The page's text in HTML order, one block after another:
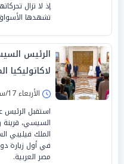
إذ لا تزال
تشهدها
الرئيس
لاكاتوليكيا
الأربعاء 17/سبتمبر/2025 - 09:26 م
استقبل الرئيس
السيسي، قرينة
الملك فيليبي
في أول زيارة
مصر العربية.